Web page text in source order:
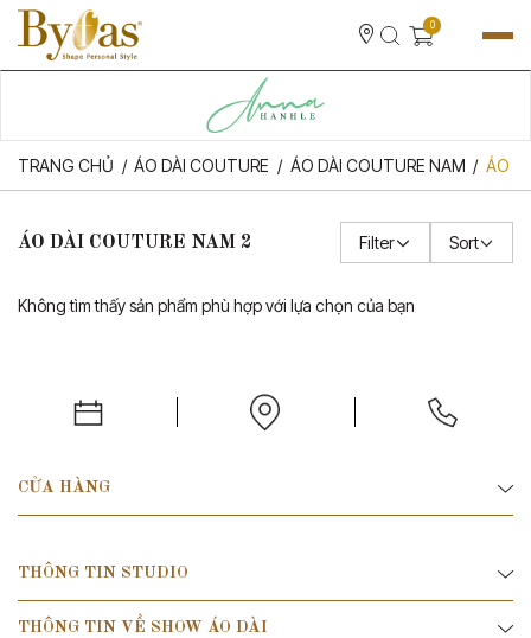
0
TRANG CHỦ ÁO DÀI COUTURE ÁO DÀI COUTURE NAM ÁO
ÁO DÀI COUTURE NAM 2 Filter
$0 - $100(0)
$500 - $1000(0)
$1500 - $2000
Sort
PRICE: HIGH TO LOW
Không tìm thấy sản phẩm phù hợp với lựa chọn của bạn
CỬA HÀNG
THÔNG TIN STUDIO
THÔNG TIN VỀ SHOW ÁO DÀI